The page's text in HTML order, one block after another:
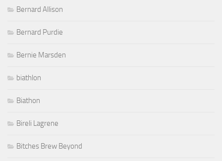
Bernard Allison
Bernard Purdie
Bernie Marsden
biathlon
Biathon
Bireli Lagrene
Bitches Brew Beyond